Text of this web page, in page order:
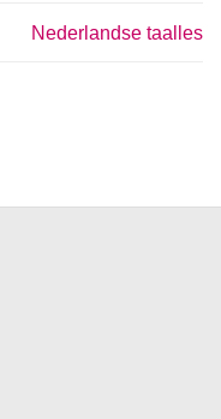
Nederlandse taalles